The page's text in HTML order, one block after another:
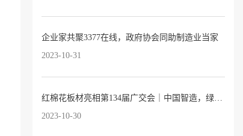
企业家共聚3377在线，政府协会同助制造业当家
2023-10-31
红棉花板材亮相第134届广交会｜中国智造，绿色建材，自信出海！
2023-10-30